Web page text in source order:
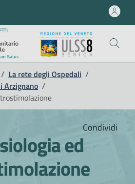
/ La rete degli Ospedali /
Arzignano /
Condividi
ed